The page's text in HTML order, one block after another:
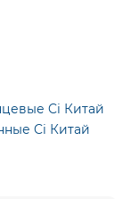
Ci Китай
Ci Китай